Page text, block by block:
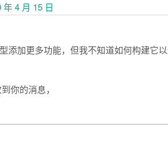
年 4 月 15 日
添加更多功能，但我不知道如何构建它
你的消息，